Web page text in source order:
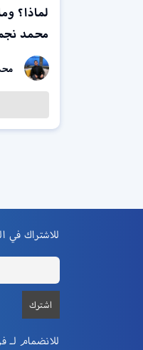
لماذا؟
محمد
للاشتراك في
للانضمام لـ